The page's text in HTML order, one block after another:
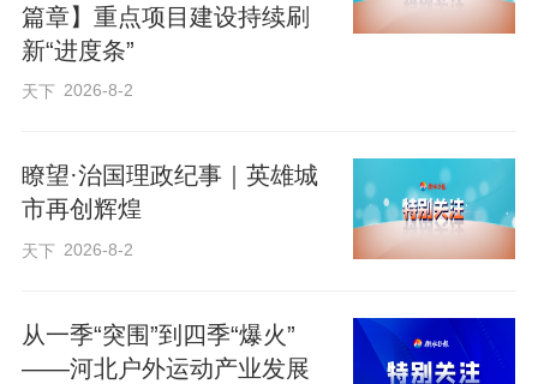
赋，把山海优势、奥运遗产转化为发展动
能，构建“国际级赛事引领、国家级赛事支
撑、大众化赛事普及”的层级化特色赛事IP
体的城市嘉年华，将赛事流量转化为经济
增量，有效提升城市消费活力和文旅品牌
影响力。
3月31日晚，“利百文台尼·乔氏杯”第十四届
篇章】重点项目建设持续刷
新“进度条”
天下 2026-8-2
瞭望·治国理政纪事｜英雄城
市再创辉煌
天下 2026-8-2
从一季“突围”到四季“爆火”
——河北户外运动产业发展